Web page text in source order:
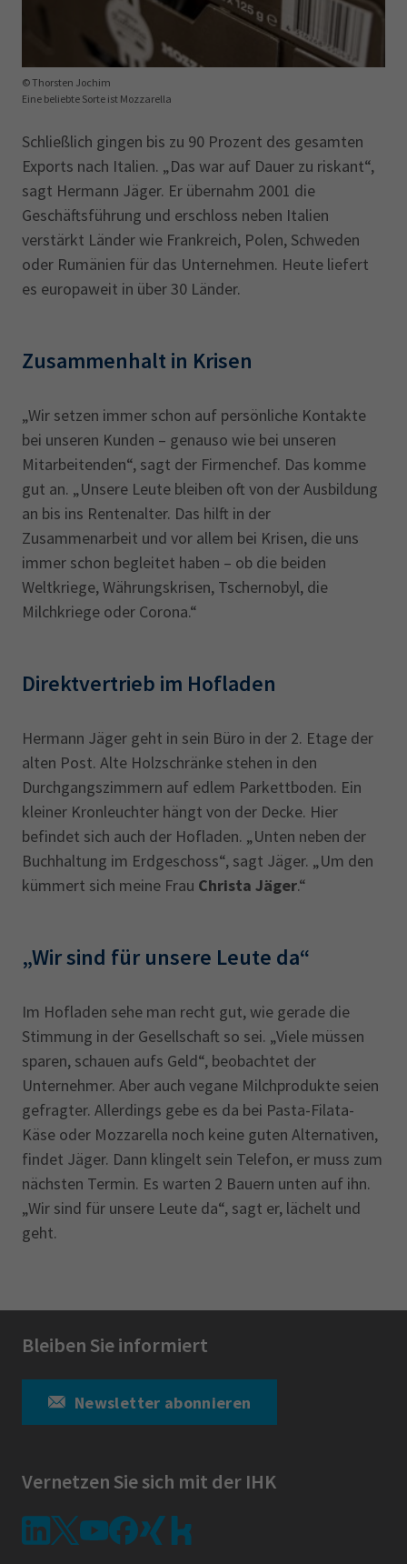
Eine beliebte Sorte ist Mozzarella
© Thorsten Jochim
Schließlich gingen bis zu 90 Prozent des gesamten
Exports nach Italien. „Das war auf Dauer zu riskant“,
sagt Hermann Jäger. Er übernahm 2001 die
Geschäftsführung und erschloss neben Italien
verstärkt Länder wie Frankreich, Polen, Schweden
oder Rumänien für das Unternehmen. Heute liefert
es europaweit in über 30 Länder.
Zusammenhalt in Krisen
„Wir setzen immer schon auf persönliche Kontakte
bei unseren Kunden – genauso wie bei unseren
Mitarbeitenden“, sagt der Firmenchef. Das komme
gut an. „Unsere Leute bleiben oft von der Ausbildung
an bis ins Rentenalter. Das hilft in der
Zusammenarbeit und vor allem bei Krisen, die uns
immer schon begleitet haben – ob die beiden
Weltkriege, Währungskrisen, Tschernobyl, die
Milchkriege oder Corona.“
Direktvertrieb im Hofladen
Hermann Jäger geht in sein Büro in der 2. Etage der
alten Post. Alte Holzschränke stehen in den
Durchgangszimmern auf edlem Parkettboden. Ein
kleiner Kronleuchter hängt von der Decke. Hier
befindet sich auch der Hofladen. „Unten neben der
Buchhaltung im Erdgeschoss“, sagt Jäger. „Um den
kümmert sich meine Frau Christa Jäger.“
„Wir sind für unsere Leute da“
Im Hofladen sehe man recht gut, wie gerade die
Stimmung in der Gesellschaft so sei. „Viele müssen
sparen, schauen aufs Geld“, beobachtet der
Unternehmer. Aber auch vegane Milchprodukte seien
gefragter. Allerdings gebe es da bei Pasta-Filata-
Käse oder Mozzarella noch keine guten Alternativen,
findet Jäger. Dann klingelt sein Telefon, er muss zum
nächsten Termin. Es warten 2 Bauern unten auf ihn.
„Wir sind für unsere Leute da“, sagt er, lächelt und
geht.
Bleiben Sie informiert
Newsletter abonnieren
Vernetzen Sie sich mit der IHK